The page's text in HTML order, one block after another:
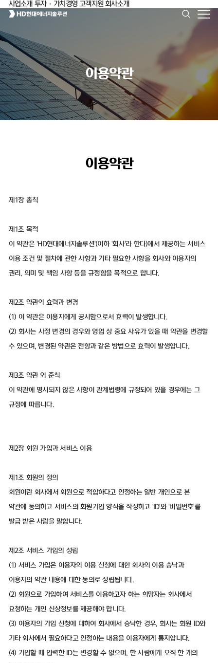
사업소개 투자·가치경영 고객지원 회사소개
이용약관
이용약관
제1장 총칙
제1조 목적
이 약관은 'HD현대에너지솔루션'(이하 '회사'라 한다)에서 제공하는 서비스
이용 조건 및 절차에 관한 사항과 기타 필요한 사항을 회사와 이용자의
권리, 의미 및 책임 사항 등을 규정함을 목적으로 합니다.
제2조 약관의 효력과 변경
(1) 이 약관은 이용자에게 공시함으로서 효력이 발생합니다.
(2) 회사는 사정 변경의 경우와 영업 상 중요 사유가 있을 때 약관을 변경할
수 있으며, 변경된 약관은 전항과 같은 방법으로 효력이 발생합니다.
제3조 약관 외 준칙
이 약관에 명시되지 않은 사항이 관계법령에 규정되어 있을 경우에는 그
규정에 따릅니다.
제2장 회원 가입과 서비스 이용
제1조 회원의 정의
회원이란 회사에서 회원으로 적합하다고 인정하는 일반 개인으로 본
약관에 동의하고 서비스의 회원가입 양식을 작성하고 'ID'와 '비밀번호'를
발급 받은 사람을 말합니다.
제2조 서비스 가입의 성립
(1) 서비스 가입은 이용자의 이용 신청에 대한 회사의 이용 승낙과
이용자의 약관 내용에 대한 동의로 성립됩니다.
(2) 회원으로 가입하여 서비스를 이용하고자 하는 희망자는 회사에서
요청하는 개인 신상정보를 제공해야 합니다.
(3) 이용자의 가입 신청에 대하여 회사에서 승낙한 경우, 회사는 회원 ID와
기타 회사에서 필요하다고 인정하는 내용을 이용자에게 통지합니다.
(4) 가입할 때 입력한 ID는 변경할 수 없으며, 한 사람에게 오직 한 개의